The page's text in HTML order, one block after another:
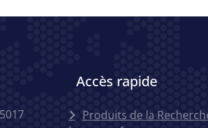
Accès rapide
Menu accès
Produits de la